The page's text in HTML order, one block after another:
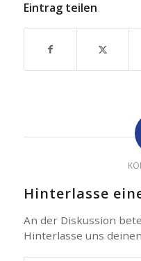
Eintrag teilen
Hinterlasse
An der Diskussion
Hinterlasse uns